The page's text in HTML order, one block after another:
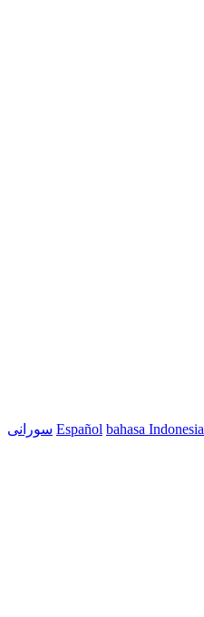
Español bahasa Indonesia
سورانی